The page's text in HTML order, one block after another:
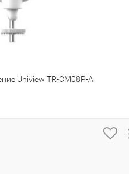
Uniview TR-CM08P-A